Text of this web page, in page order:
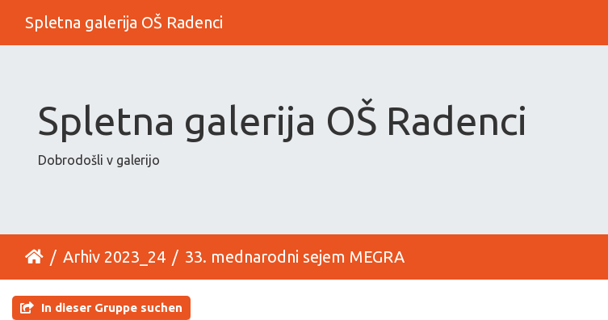
Spletna galerija OŠ Radenci
Spletna galerija OŠ Radenci
Dobrodošli v galerijo
Arhiv 2023_24 33. mednarodni sejem MEGRA
In dieser Gruppe suchen